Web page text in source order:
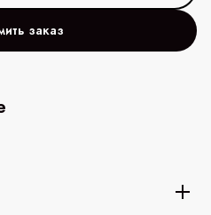
заказ